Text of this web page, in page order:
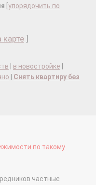
упорядочить по
карте
в новостройке
Снять квартиру без
по такому
частные